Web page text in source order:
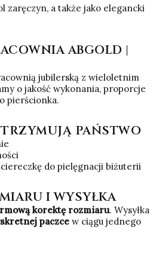
zaręczyn, a także jako elegancki
ABGOLD |
jubilerską z wieloletnim
o jakość wykonania, proporcje
pierścionka.
PAŃSTWO
do pielęgnacji biżuterii
I WYSYŁKA
korektę rozmiaru. Wysyłka
paczce w ciągu jednego